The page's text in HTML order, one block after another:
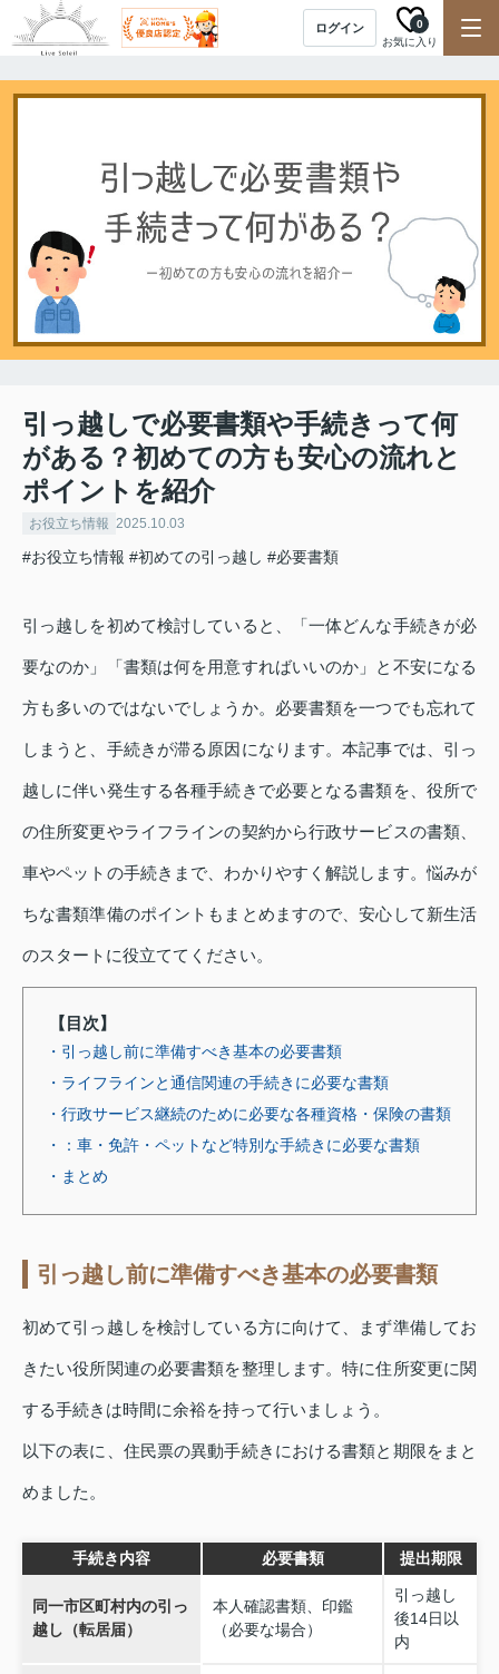
ログイン
お気に入り
0
引っ越しで必要書類や手続きって何
がある？初めての方も安心の流れと
ポイントを紹介
お役立ち情報 2025.10.03
#お役立ち情報 #初めての引っ越し #必要書類
引っ越しを初めて検討していると、「一体どんな手続きが必
要なのか」「書類は何を用意すればいいのか」と不安になる
方も多いのではないでしょうか。必要書類を一つでも忘れて
しまうと、手続きが滞る原因になります。本記事では、引っ
越しに伴い発生する各種手続きで必要となる書類を、役所で
の住所変更やライフラインの契約から行政サービスの書類、
車やペットの手続きまで、わかりやすく解説します。悩みが
ちな書類準備のポイントもまとめますので、安心して新生活
のスタートに役立ててください。
【目次】
・引っ越し前に準備すべき基本の必要書類
・ライフラインと通信関連の手続きに必要な書類
・行政サービス継続のために必要な各種資格・保険の書類
・：車・免許・ペットなど特別な手続きに必要な書類
・まとめ
引っ越し前に準備すべき基本の必要書類
初めて引っ越しを検討している方に向けて、まず準備してお
きたい役所関連の必要書類を整理します。特に住所変更に関
する手続きは時間に余裕を持って行いましょう。
以下の表に、住民票の異動手続きにおける書類と期限をまと
めました。
手続き内容 必要書類 提出期限
同一市区町村内の引っ
越し（転居届）
本人確認書類、印鑑
（必要な場合）
引っ越し
後14日以
内